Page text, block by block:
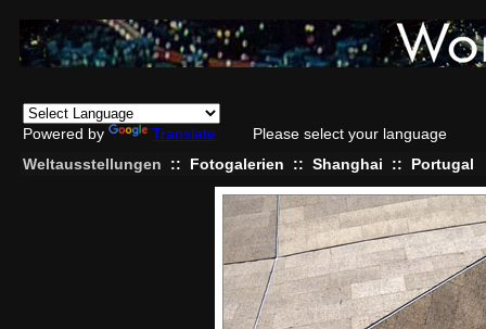
Powered by Translate
Please select your language
Weltausstellungen
:: Fotogalerien :: Shanghai :: Portugal